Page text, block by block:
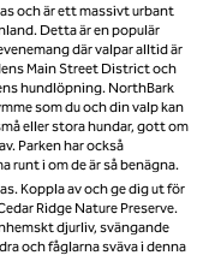
och är ett massivt urbant
Detta är en populär
där valpar alltid är
Main Street District och
hundlöpning. NorthBark
som du och din valp kan
eller stora hundar, gott om
Parken har också
runt i om de är så benägna.
Koppla av och ge dig ut för
Ridge Nature Preserve.
djurliv, svängande
och fåglarna sväva i denna